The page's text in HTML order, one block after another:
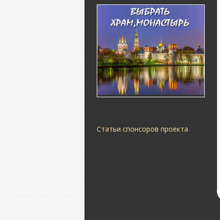
Статьи спонсоров проекта